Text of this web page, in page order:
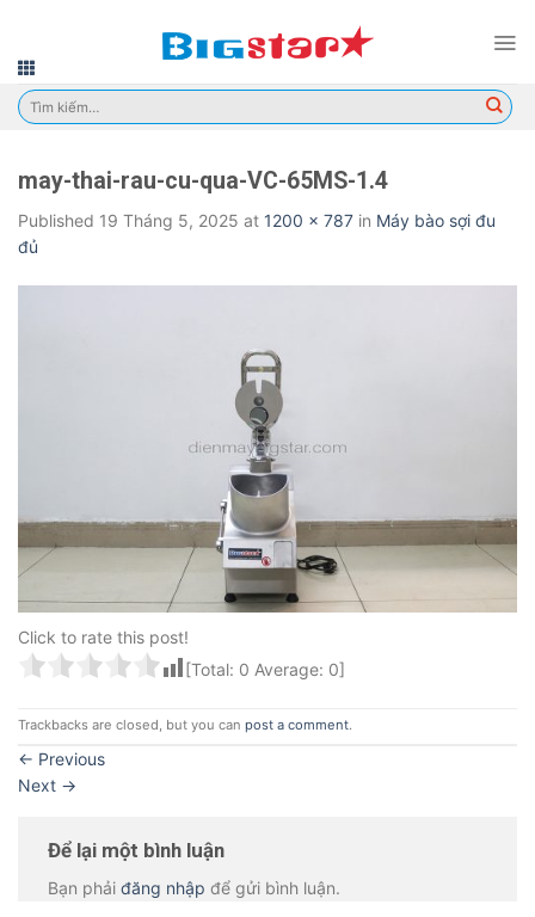
content
Tìm
kiếm:
may-thai-rau-cu-qua-VC-65MS-1.4
Published 19 Tháng 5, 2025 at 1200 × 787 in Máy bào sợi đu
đủ
Click to rate this post!
[Total: 0 Average: 0]
Trackbacks are closed, but you can post a comment.
← Previous
Next →
Để lại một bình luận
Bạn phải đăng nhập để gửi bình luận.